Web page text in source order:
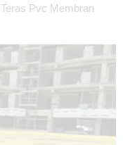
Teras Pvc Membran